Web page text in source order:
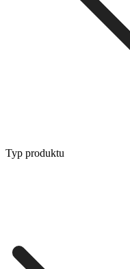
Typ produktu